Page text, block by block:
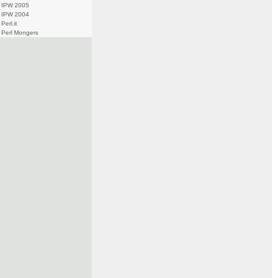
IPW 2005
IPW 2004
Perl.it
Perl Mongers